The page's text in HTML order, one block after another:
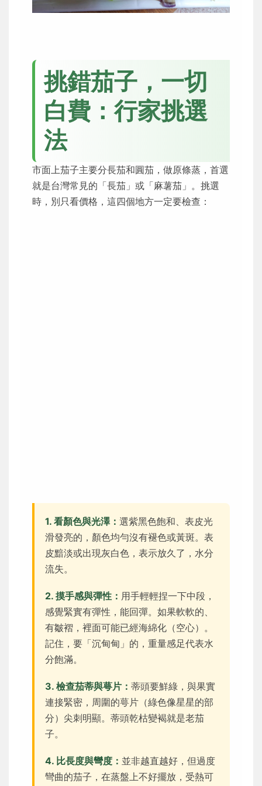
挑錯茄子，一切
白費：行家挑選
法
市面上茄子主要分長茄和圓茄，做原條蒸，首選
就是台灣常見的「長茄」或「麻薯茄」。挑選
時，別只看價格，這四個地方一定要檢查：
1. 看顏色與光澤： 選紫黑色飽和、表皮光
滑發亮的，顏色均勻沒有褪色或黃斑。表
皮黯淡或出現灰白色，表示放久了，水分
流失。
2. 摸手感與彈性： 用手輕輕捏一下中段，
感覺緊實有彈性，能回彈。如果軟軟的、
有皺褶，裡面可能已經海綿化（空心）。
記住，要「沉甸甸」的，重量感足代表水
分飽滿。
3. 檢查茄蒂與萼片： 蒂頭要鮮綠，與果實
連接緊密，周圍的萼片（綠色像星星的部
分）尖刺明顯。蒂頭乾枯變褐就是老茄
子。
4. 比長度與彎度： 並非越直越好，但過度
彎曲的茄子，在蒸盤上不好擺放，受熱可